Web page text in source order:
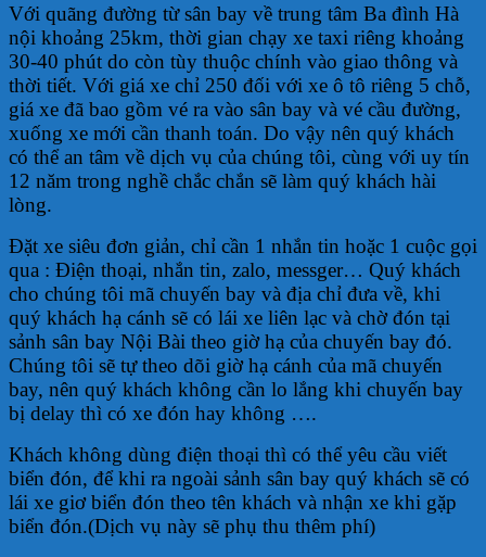
Với quãng đường từ sân bay về trung tâm Ba đình Hà
nội khoảng 25km, thời gian chạy xe taxi riêng khoảng
30-40 phút do còn tùy thuộc chính vào giao thông và
thời tiết. Với giá xe chỉ 250 đối với xe ô tô riêng 5 chỗ,
giá xe đã bao gồm vé ra vào sân bay và vé cầu đường,
xuống xe mới cần thanh toán. Do vậy nên quý khách
có thể an tâm về dịch vụ của chúng tôi, cùng với uy tín
12 năm trong nghề chắc chắn sẽ làm quý khách hài
lòng.
Đặt xe siêu đơn giản, chỉ cần 1 nhắn tin hoặc 1 cuộc gọi
qua : Điện thoại, nhắn tin, zalo, messger… Quý khách
cho chúng tôi mã chuyến bay và địa chỉ đưa về, khi
quý khách hạ cánh sẽ có lái xe liên lạc và chờ đón tại
sảnh sân bay Nội Bài theo giờ hạ của chuyến bay đó.
Chúng tôi sẽ tự theo dõi giờ hạ cánh của mã chuyến
bay, nên quý khách không cần lo lắng khi chuyến bay
bị delay thì có xe đón hay không ….
Khách không dùng điện thoại thì có thể yêu cầu viết
biển đón, để khi ra ngoài sảnh sân bay quý khách sẽ có
lái xe giơ biển đón theo tên khách và nhận xe khi gặp
biển đón.(Dịch vụ này sẽ phụ thu thêm phí)